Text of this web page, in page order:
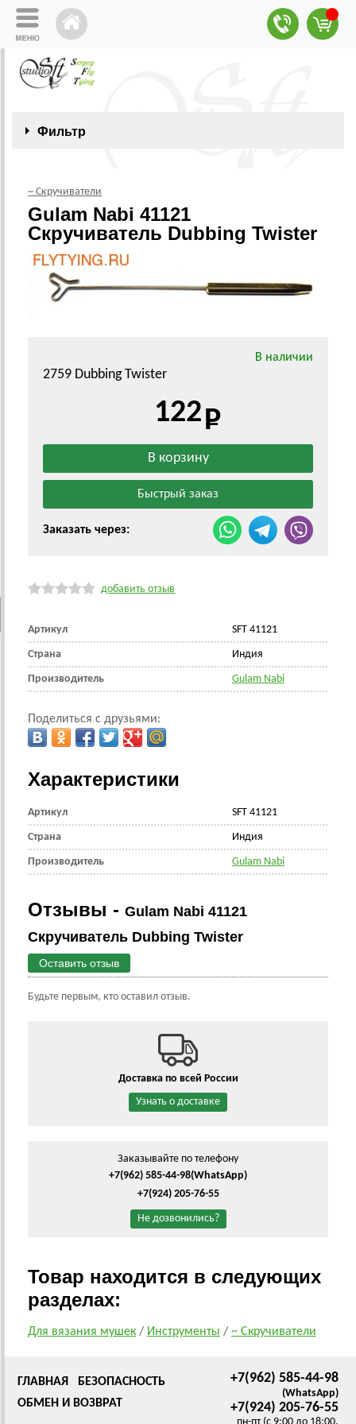
Фильтр
~ Скручиватели
Gulam Nabi 41121
Скручиватель Dubbing Twister
В наличии
2759 Dubbing Twister
122
Заказать через:
добавить отзыв
Артикул SFT 41121
Страна Индия
Производитель Gulam Nabi
Поделиться с друзьями:
Характеристики
Артикул SFT 41121
Страна Индия
Производитель Gulam Nabi
Отзывы - Gulam Nabi 41121
Скручиватель Dubbing Twister
Оставить отзыв
Будьте первым, кто оставил отзыв.
Доставка по всей России
Узнать о доставке
Заказывайте по телефону
+7(962) 585-44-98(WhatsApp)
+7(924) 205-76-55
Не дозвонились?
Товар находится в следующих
разделах:
Для вязания мушек / Инструменты / ~ Скручиватели
+7(962) 585-44-98
(WhatsApp)
+7(924) 205-76-55
ГЛАВНАЯ
БЕЗОПАСНОСТЬ
ОБМЕН И ВОЗВРАТ